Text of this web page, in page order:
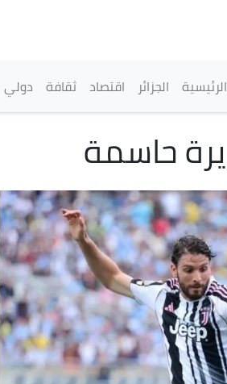
القائمة الرئيسية
الرئيسية الجزائر اقتصاد ثقافة دولي
حاسمة